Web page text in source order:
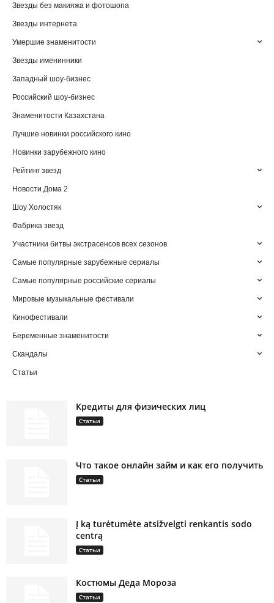
Звезды без макияжа и фотошопа
Звезды интернета
Умершие знаменитости
Звезды именинники
Западный шоу-бизнес
Российский шоу-бизнес
Знаменитости Казахстана
Лучшие новинки российского кино
Новинки зарубежного кино
Рейтинг звезд
Новости Дома 2
Шоу Холостяк
Фабрика звезд
Участники битвы экстрасенсов всех сезонов
Самые популярные зарубежные сериалы
Самые популярные российские сериалы
Мировые музыкальные фестивали
Кинофестивали
Беременные знаменитости
Скандалы
Статьи
Кредиты для физических лиц
Статьи
Что такое онлайн займ и как его получить
Статьи
Į ką turėtumėte atsižvelgti renkantis sodo
centrą
Статьи
Костюмы Деда Мороза
Статьи